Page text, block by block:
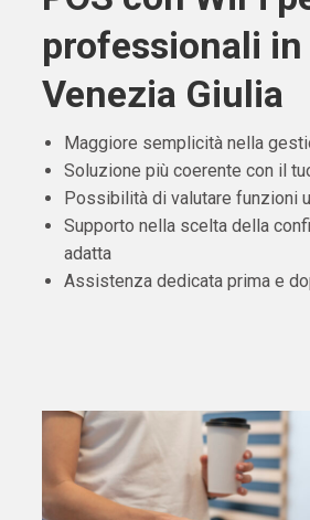
professionali
Venezia Giulia
Maggiore semplicità nella
Soluzione più coerente con il
Possibilità di valutare funzioni
Supporto nella scelta della
adatta
Assistenza dedicata prima e